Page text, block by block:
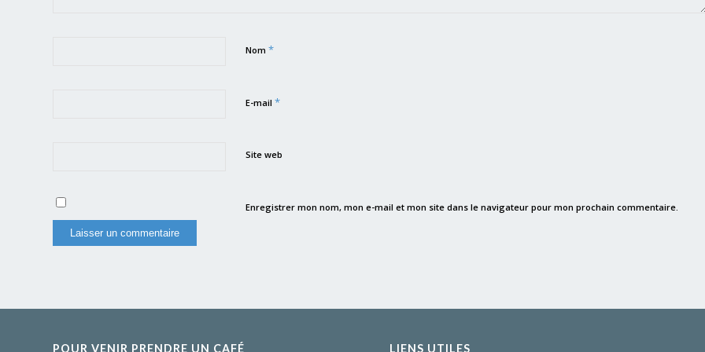
Nom *
E-mail *
Site web
Enregistrer mon nom, mon e-mail et mon site dans le navigateur pour mon prochain commentaire.
POUR VENIR PRENDRE UN CAFÉ LIENS UTILES